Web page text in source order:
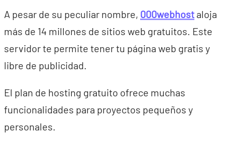
A pesar de su peculiar nombre, 000webhost aloja
más de 14 millones de sitios web gratuitos. Este
servidor te permite tener tu página web gratis y
libre de publicidad.
El plan de hosting gratuito ofrece muchas
funcionalidades para proyectos pequeños y
personales.